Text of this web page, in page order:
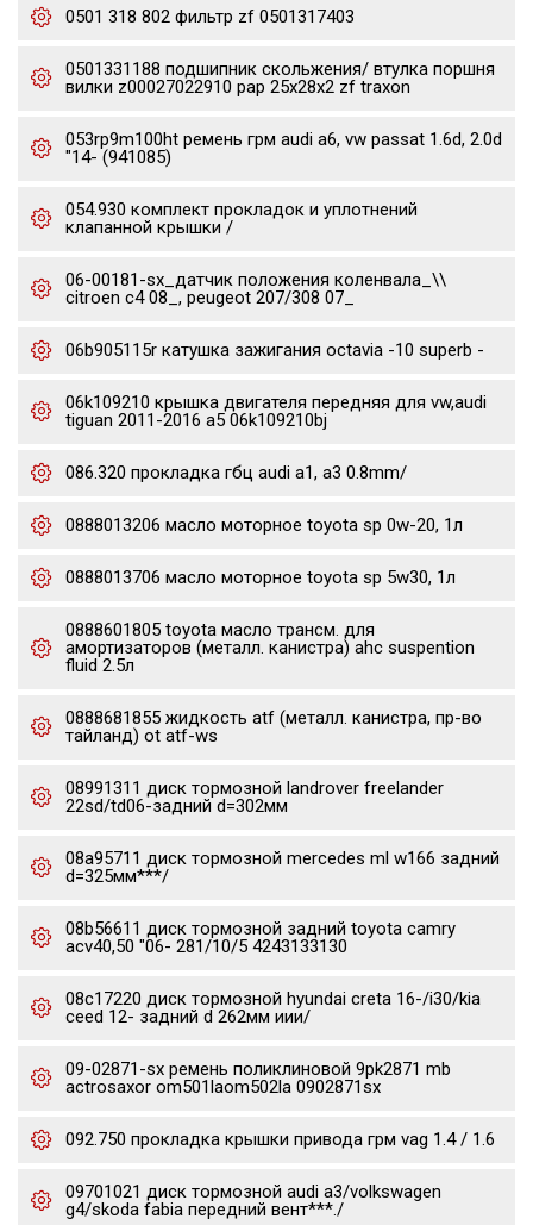
0501 318 802 фильтр zf 0501317403
0501331188 подшипник скольжения/ втулка поршня
вилки z00027022910 pap 25x28x2 zf traxon
053rp9m100ht ремень грм audi a6, vw passat 1.6d, 2.0d
"14- (941085)
054.930 комплект прокладок и уплотнений
клапанной крышки /
06-00181-sx_датчик положения коленвала_\\
citroen c4 08_, peugeot 207/308 07_
06b905115r катушка зажигания octavia -10 superb -
06k109210 крышка двигателя передняя для vw,audi
tiguan 2011-2016 a5 06k109210bj
086.320 прокладка гбц audi a1, a3 0.8mm/
0888013206 масло моторное toyota sp 0w-20, 1л
0888013706 масло моторное toyota sp 5w30, 1л
0888601805 toyota масло трансм. для
амортизаторов (металл. канистра) ahc suspention
fluid 2.5л
0888681855 жидкость atf (металл. канистра, пр-во
тайланд) ot atf-ws
08991311 диск тормозной landrover freelander
22sd/td06-задний d=302мм
08a95711 диск тормозной mercedes ml w166 задний
d=325мм***/
08b56611 диск тормозной задний toyota camry
acv40,50 "06- 281/10/5 4243133130
08c17220 диск тормозной hyundai creta 16-/i30/kia
ceed 12- задний d 262мм иии/
09-02871-sx ремень поликлиновой 9pk2871 mb
actrosaxor om501laom502la 0902871sx
092.750 прокладка крышки привода грм vag 1.4 / 1.6
09701021 диск тормозной audi a3/volkswagen
g4/skoda fabia передний вент***./